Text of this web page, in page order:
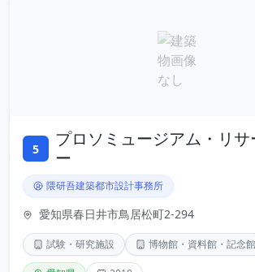
5
プロソミュージアム・リサ
ー
隈研吾建築都市設計事務所
愛知県春日井市鳥居松町2-294
試験・研究施設 博物館・資料館・記念館